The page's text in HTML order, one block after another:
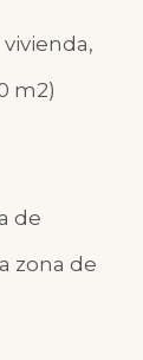
m2)
de
zona de